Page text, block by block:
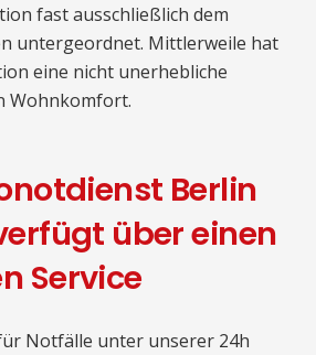
fast ausschließlich dem
untergeordnet. Mittlerweile hat
eine nicht unerhebliche
Wohnkomfort.
Berlin
über einen
Service
Notfälle unter unserer 24h